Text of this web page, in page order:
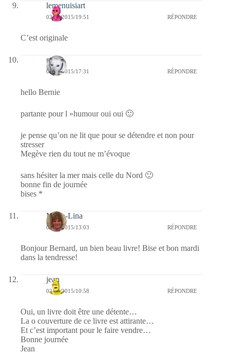
lemenuisiart
02/06/2015/19:51 RÉPONDRE
C’est originale
nays
02/06/2015/17:31 RÉPONDRE
hello Bernie
partante pour l »humour oui oui 🙂
je pense qu’on ne lit que pour se détendre et non pour
stresser
Megève rien du tout ne m’évoque
sans hésiter la mer mais celle du Nord 🙂
bonne fin de journée
bises *
Maria-Lina
02/06/2015/13:03 RÉPONDRE
Bonjour Bernard, un bien beau livre! Bise et bon mardi
dans la tendresse!
jean
02/06/2015/10:58 RÉPONDRE
Oui, un livre doit être une détente…
La o couverture de ce livre est attirante…
Et c’est important pour le faire vendre…
Bonne journée
Jean